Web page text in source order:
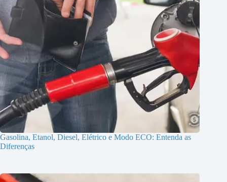
Gasolina, Etanol, Diesel, Elétrico e Modo ECO: Entenda as
Diferenças